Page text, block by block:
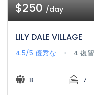
$250/day
LILY DALE VILLAGE
4.5/5 優秀な 4 復習
8 7